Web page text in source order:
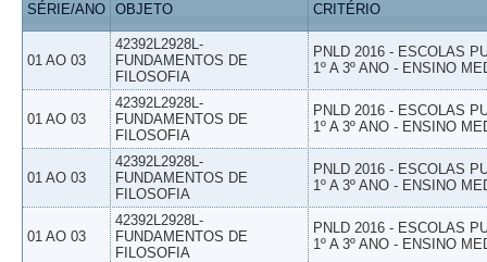
SÉRIE/ANO OBJETO CRITÉRIO
01 AO 03
42392L2928L-
FUNDAMENTOS DE
FILOSOFIA
PNLD 2016 - ESCOLAS
1º A 3º ANO - ENSINO
01 AO 03
42392L2928L-
FUNDAMENTOS DE
FILOSOFIA
PNLD 2016 - ESCOLAS
1º A 3º ANO - ENSINO
01 AO 03
42392L2928L-
FUNDAMENTOS DE
FILOSOFIA
PNLD 2016 - ESCOLAS
1º A 3º ANO - ENSINO
01 AO 03
42392L2928L-
FUNDAMENTOS DE
FILOSOFIA
PNLD 2016 - ESCOLAS
1º A 3º ANO - ENSINO